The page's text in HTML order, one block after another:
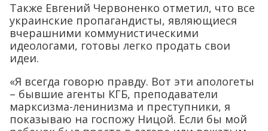
Также Евгений Червоненко отметил, что все
украинские пропагандисты, являющиеся
вчерашними коммунистическими
идеологами, готовы легко продать свои
идеи.
«Я всегда говорю правду. Вот эти апологеты
– бывшие агенты КГБ, преподаватели
марксизма-ленинизма и преступники, я
показываю на госпожу Ницой. Если бы мой